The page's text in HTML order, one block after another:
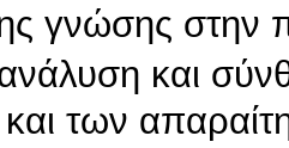
γνώσης στην
και
των